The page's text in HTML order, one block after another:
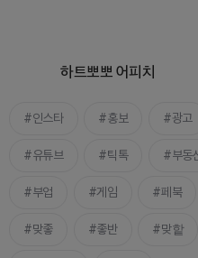
하트뽀뽀 어피치
인스타 홍보 광고
유튜브 틱톡 부동
부업 게임 페북
맞좋 좋반 맞핱